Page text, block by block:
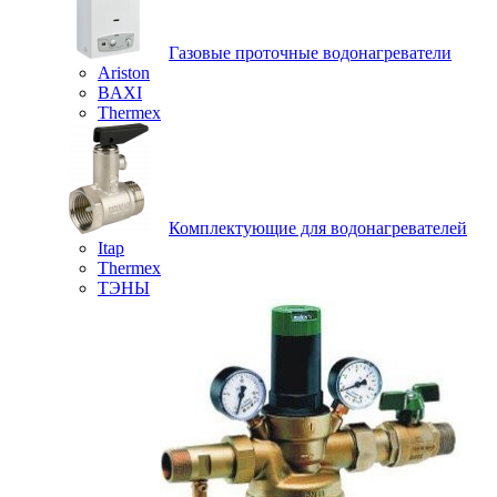
Газовые проточные водонагреватели
Ariston
BAXI
Thermex
Комплектующие для водонагревателей
Itap
Thermex
ТЭНЫ